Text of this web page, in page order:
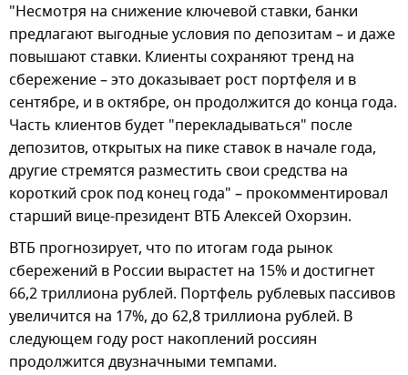
"Несмотря на снижение ключевой ставки, банки
предлагают выгодные условия по депозитам – и даже
повышают ставки. Клиенты сохраняют тренд на
сбережение – это доказывает рост портфеля и в
сентябре, и в октябре, он продолжится до конца года.
Часть клиентов будет "перекладываться" после
депозитов, открытых на пике ставок в начале года,
другие стремятся разместить свои средства на
короткий срок под конец года" – прокомментировал
старший вице-президент ВТБ Алексей Охорзин.
ВТБ прогнозирует, что по итогам года рынок
сбережений в России вырастет на 15% и достигнет
66,2 триллиона рублей. Портфель рублевых пассивов
увеличится на 17%, до 62,8 триллиона рублей. В
следующем году рост накоплений россиян
продолжится двузначными темпами.